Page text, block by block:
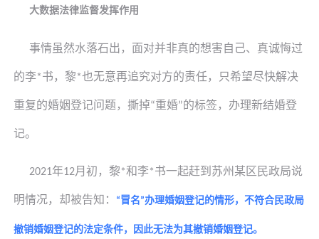
大数据法律监督发挥作用
事情虽然水落石出，面对并非真的想害自己、真诚悔过
的李*书 ， 黎*也无意再追究对方的责任，只希望尽快解决
重复的婚姻登记问题，撕掉“重婚”的标签，办理新结婚登
记。
2021年12月初， 黎*和李*书一起赶到苏州某区民政局说
明情况，却被告知： “冒名”办理婚姻登记的情形，不符合民政局
撤销婚姻登记的法定条件，因此无法为其撤销婚姻登记。